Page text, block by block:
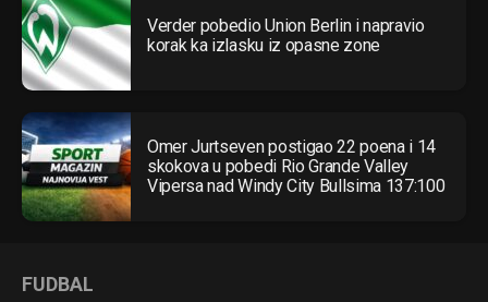
Verder pobedio Union Berlin i napravio
korak ka izlasku iz opasne zone
Omer Jurtseven postigao 22 poena i 14
skokova u pobedi Rio Grande Valley
Vipersa nad Windy City Bullsima 137:100
FUDBAL